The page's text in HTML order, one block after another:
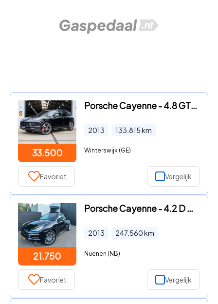
33.500
Porsche Cayenne - 4.8 GTS *Pano | Luchtvering | Keyless | Navi | Leder/Alcanta
2013 133.815km
Winterswijk (GE)
Favoriet Vergelijk
21.750
Porsche Cayenne - 4.2 D S, pano, ACC, Bose. Org. NL, 2e eig.
2013 247.560km
Nuenen (NB)
Favoriet Vergelijk